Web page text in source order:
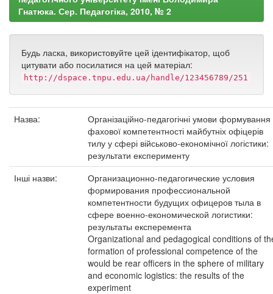
Гнатюка. Сер. Педагогіка, 2010, № 2
Будь ласка, використовуйте цей ідентифікатор, щоб
цитувати або посилатися на цей матеріал:
http://dspace.tnpu.edu.ua/handle/123456789/251
Назва:
Організаційно-педагогічні умови формування
фахової компетентності майбутніх офіцерів
тилу у сфері військово-економічної логістики:
результати експерименту
Інші назви:
Организационно-педагогические условия
формирования профессиональной
компетентности будущих офицеров тыла в
сфере военно-економической логистики:
результаты експеремента
Organizational and pedagogical conditions of
formation of professional competence of the
would be rear officers in the sphere of military
and economic logistics: the results of the
experiment